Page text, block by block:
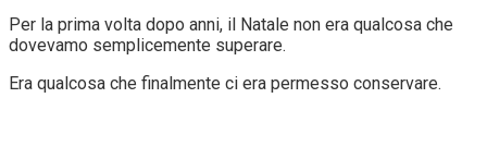
Per la prima volta dopo anni, il Natale non era qualcosa che
dovevamo semplicemente superare.
Era qualcosa che finalmente ci era permesso conservare.